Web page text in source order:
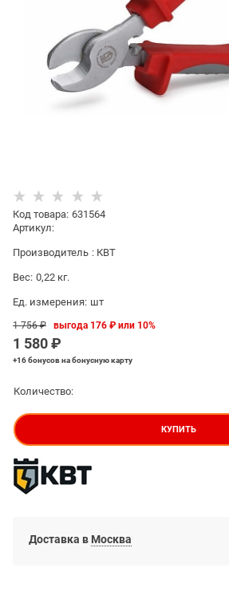
Код товара: 631564
Артикул:
Производитель : КВТ
Вес: 0,22 кг.
Ед. измерения: шт
1 756 ₽
1 580 ₽
выгода 176 ₽ или 10%
+16 бонусовна бонусную карту
Количество:
КУПИТЬ
Доставка в Москва